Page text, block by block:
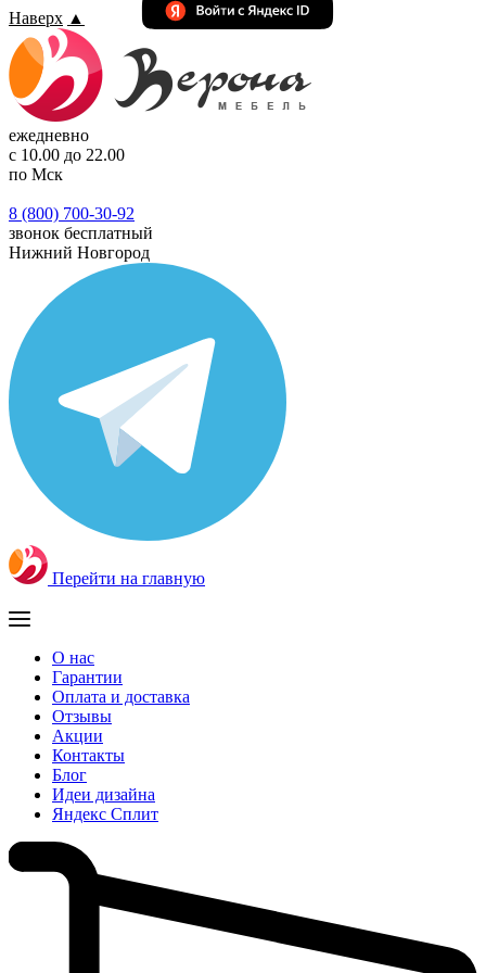
Наверх ▲
ежедневно
с 10.00 до 22.00
по Мск
8 (800) 700-30-92
звонок бесплатный
Нижний Новгород
Перейти на главную
О нас
Гарантии
Оплата и доставка
Отзывы
Акции
Контакты
Блог
Идеи дизайна
Яндекс Сплит